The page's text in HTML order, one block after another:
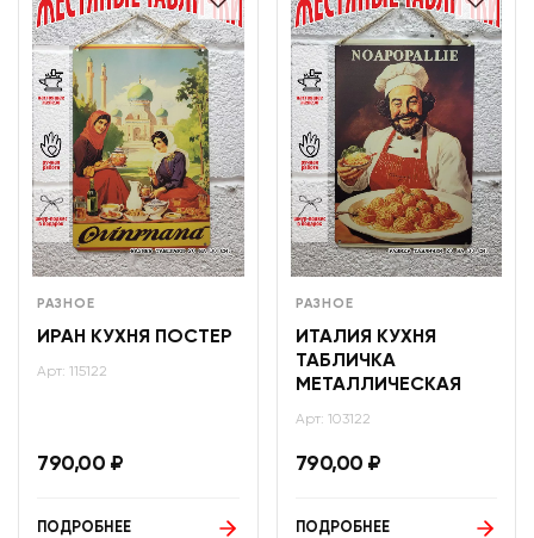
РАЗНОЕ
ИРАН КУХНЯ ПОСТЕР
Арт: 115122
790,00 ₽
ПОДРОБНЕЕ
РАЗНОЕ
ИТАЛИЯ КУХНЯ
ТАБЛИЧКА
МЕТАЛЛИЧЕСКАЯ
Арт: 103122
790,00 ₽
ПОДРОБНЕЕ